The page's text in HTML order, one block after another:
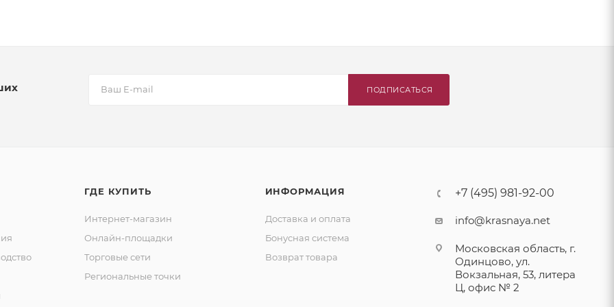
ПОДПИСАТЬСЯ
ГДЕ КУПИТЬ
Интернет-магазин
Онлайн-площадки
Торговые сети
Региональные точки
ИНФОРМАЦИЯ
Доставка и оплата
Бонусная система
Возврат товара
+7 (495) 981-92-00
info@krasnaya.net
Московская область, г.
Одинцово, ул.
Вокзальная, 53, литера
Ц, офис № 2